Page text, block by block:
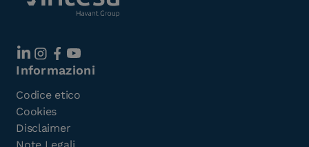
Informazioni
Codice etico
Cookies
Disclaimer